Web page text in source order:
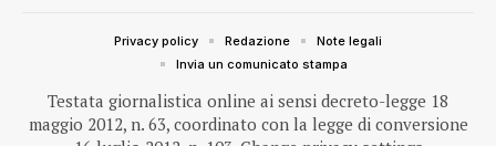
Testata giornalistica online ai sensi decreto-legge 18
maggio 2012, n. 63, coordinato con la legge di conversione
Privacy policy Redazione
Note legali
Invia un comunicato stampa